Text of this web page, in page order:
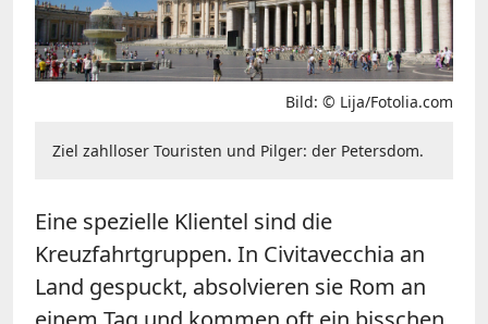
Bild: © Lija/Fotolia.com
Ziel zahlloser Touristen und Pilger: der Petersdom.
Eine spezielle Klientel sind die
Kreuzfahrtgruppen. In Civitavecchia an
Land gespuckt, absolvieren sie Rom an